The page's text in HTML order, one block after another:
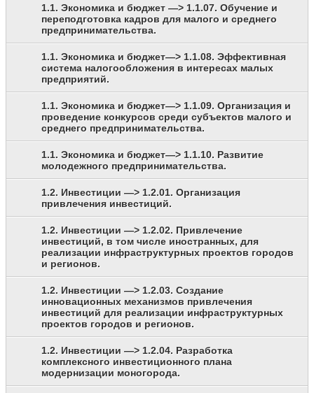
1.1. Экономика и бюджет —> 1.1.07. Обучение и
переподготовка кадров для малого и среднего
предпринимательства.
1.1. Экономика и бюджет—> 1.1.08. Эффективная
система налогообложения в интересах малых
предприятий.
1.1. Экономика и бюджет—> 1.1.09. Организация и
проведение конкурсов среди субъектов малого и
среднего предпринимательства.
1.1. Экономика и бюджет—> 1.1.10. Развитие
молодежного предпринимательства.
1.2. Инвестиции —> 1.2.01. Организация
привлечения инвестиций.
1.2. Инвестиции —> 1.2.02. Привлечение
инвестиций, в том числе иностранных, для
реализации инфраструктурных проектов городов
и регионов.
1.2. Инвестиции —> 1.2.03. Создание
инновационных механизмов привлечения
инвестиций для реализации инфраструктурных
проектов городов и регионов.
1.2. Инвестиции —> 1.2.04. Разработка
комплексного инвестиционного плана
модернизации моногорода.